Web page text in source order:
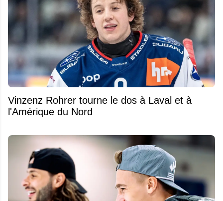
Vinzenz Rohrer tourne le dos à Laval et à
l'Amérique du Nord